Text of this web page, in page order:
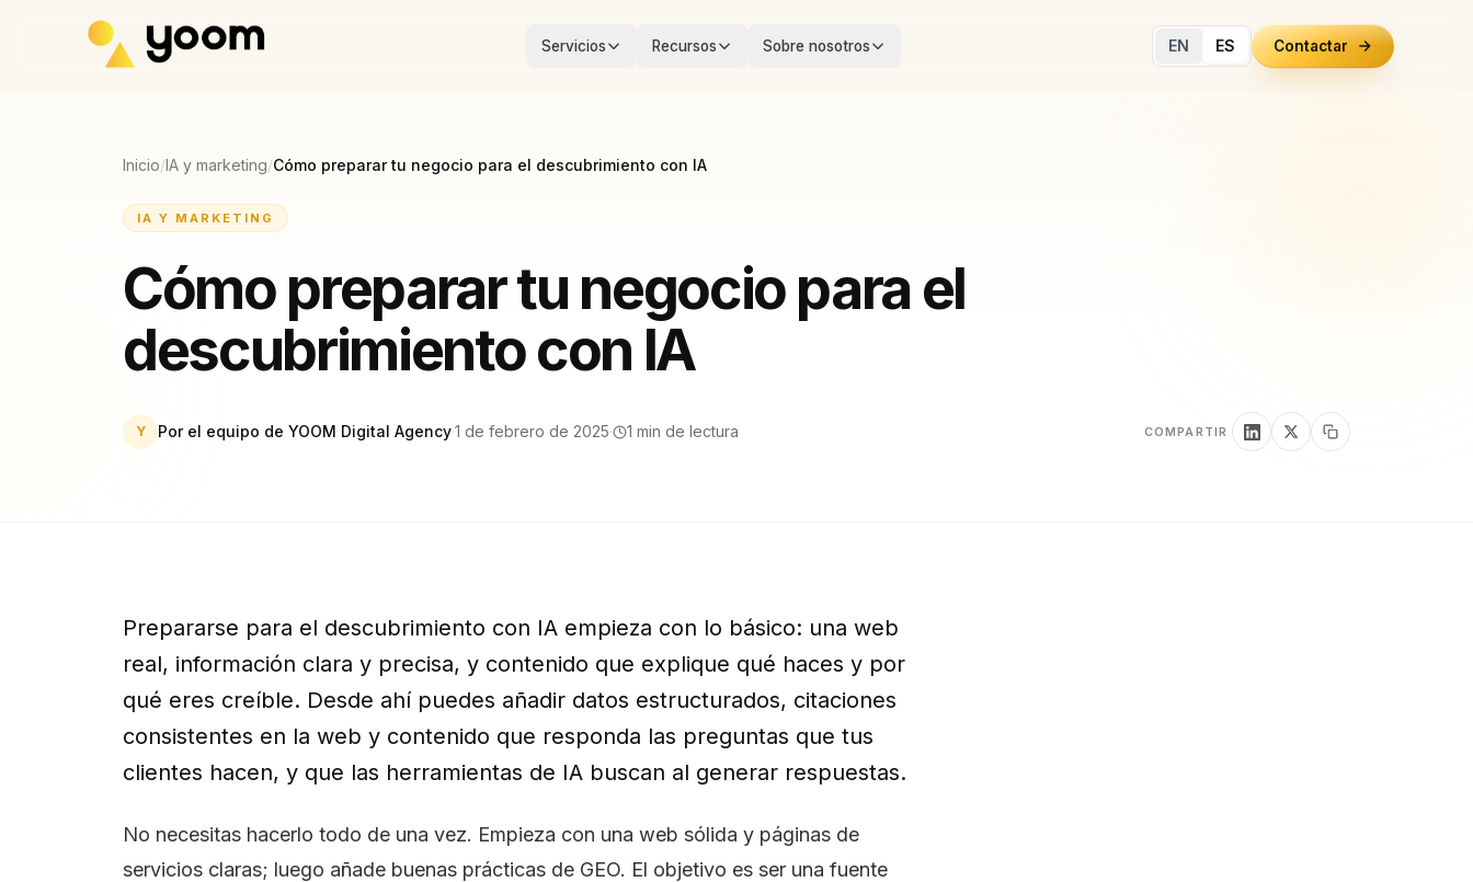
Servicios Recursos Sobre nosotros EN ES Contactar
Inicio/IA y marketing/Cómo preparar tu negocio para el descubrimiento con IA
IA Y MARKETING
Cómo preparar tu negocio para el
descubrimiento con IA
Y Por el equipo de YOOM Digital Agency·1 de febrero de 2025· 1 min de lectura COMPARTIR
Prepararse para el descubrimiento con IA empieza con lo básico: una web
real, información clara y precisa, y contenido que explique qué haces y por
qué eres creíble. Desde ahí puedes añadir datos estructurados, citaciones
consistentes en la web y contenido que responda las preguntas que tus
clientes hacen, y que las herramientas de IA buscan al generar respuestas.
No necesitas hacerlo todo de una vez. Empieza con una web sólida y páginas de
servicios claras; luego añade buenas prácticas de GEO. El objetivo es ser una fuente